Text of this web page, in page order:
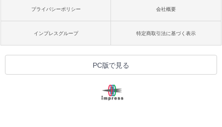
プライバシーポリシー 会社概要
インプレスグループ 特定商取引法に基づく表示
PC版で見る